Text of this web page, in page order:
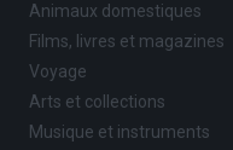
Animaux domestiques
Films, livres et magazines
Voyage
Arts et collections
Musique et instruments